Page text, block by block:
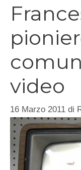
video
16 Marzo 2011 di